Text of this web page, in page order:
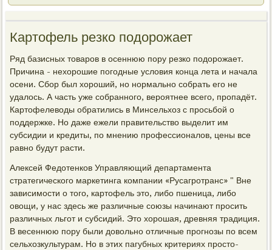
Картофель резко подорожает
Ряд базисных товаров в осеннюю пору резко подорожает.
Причина - нехорошие погодные условия конца лета и начала
осени. Сбор был хороший, но нормально собрать его не
удалось. А часть уже собранного, вероятнее всего, пропадёт.
Картофелеводы обратились в Минсельхоз с просьбой о
поддержке. Но даже ежели правительство выделит им
субсидии и кредиты, по мнению профессионалов, цены все
равно будут расти.
Алексей Федотенков Управляющий департамента
стратегического маркетинга компании «Русагротранс» " Вне
зависимости о того, картофель это, либо пшеница, либо
овощи, у нас здесь же различные союзы начинают просить
различных льгот и субсидий. Это хорошая, древняя традиция.
В весеннюю пору были довольно отличные прогнозы по всем
сельхозкультурам. Но в этих пагубных критериях просто-